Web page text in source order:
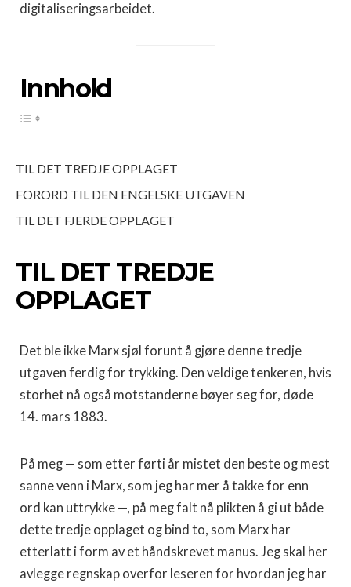
digitaliseringsarbeidet.
Innhold
TIL DET TREDJE OPPLAGET
FORORD TIL DEN ENGELSKE UTGAVEN
TIL DET FJERDE OPPLAGET
TIL DET TREDJE
OPPLAGET
Det ble ikke Marx sjøl forunt å gjøre denne tredje
utgaven ferdig for trykking. Den veldige tenkeren, hvis
storhet nå også motstan­derne bøyer seg for, døde
14. mars 1883.
På meg — som etter førti år mistet den beste og mest
sanne venn i Marx, som jeg har mer å takke for enn
ord kan uttrykke —, på meg falt nå plikten å gi ut både
dette tredje opplaget og bind to, som Marx har
etterlatt i form av et håndskrevet manus. Jeg skal her
avlegge regnskap overfor leseren for hvordan jeg har